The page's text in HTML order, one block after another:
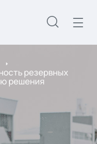
резервных
решения